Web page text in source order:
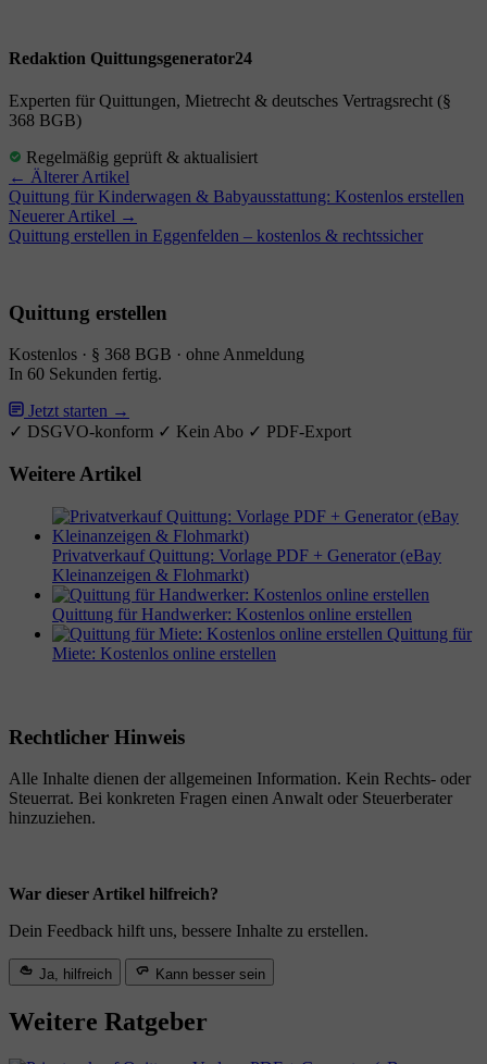
Redaktion Quittungsgenerator24
Experten für Quittungen, Mietrecht & deutsches Vertragsrecht (§
368 BGB)
Regelmäßig geprüft & aktualisiert
← Älterer Artikel
Quittung für Kinderwagen & Babyausstattung: Kostenlos erstellen
Neuerer Artikel →
Quittung erstellen in Eggenfelden – kostenlos & rechtssicher
Quittung erstellen
Kostenlos · § 368 BGB · ohne Anmeldung
In 60 Sekunden fertig.
Jetzt starten →
✓ DSGVO-konform ✓ Kein Abo ✓ PDF-Export
Weitere Artikel
Privatverkauf Quittung: Vorlage PDF + Generator (eBay
Kleinanzeigen & Flohmarkt)
Quittung für Handwerker: Kostenlos online erstellen
Quittung für
Miete: Kostenlos online erstellen
Rechtlicher Hinweis
Alle Inhalte dienen der allgemeinen Information. Kein Rechts- oder
Steuerrat. Bei konkreten Fragen einen Anwalt oder Steuerberater
hinzuziehen.
War dieser Artikel hilfreich?
Dein Feedback hilft uns, bessere Inhalte zu erstellen.
Ja, hilfreich Kann besser sein
Weitere Ratgeber